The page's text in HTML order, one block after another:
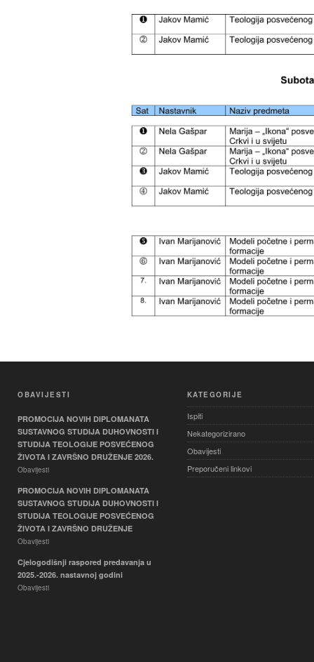
OBAVIJESTI
PROMOCIJA NOVIH DIPLOMANATA
SUSTAVNOG STUDIJA DUHOVNOSTI I
STUDIJA TEOLOGIJE POSVEĆENOG
ŽIVOTA I ZAVRŠNO DRUŽENJE 2026.
Obavijesti
PROMOCIJA NOVIH DIPLOMANATA
SUSTAVNOG STUDIJA DUHOVNOSTI I
STUDIJA TEOLOGIJE POSVEĆENOG
ŽIVOTA I ZAVRŠNO DRUŽENJE
Obavijesti
Cjelogodišnji raspored predavanja u
2025.-2026. nastavnoj godini
Obavijesti
KATEGORIJE
Ispiti
Nekategorizirano
Obavijesti
Preporučeni linkovi